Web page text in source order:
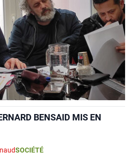
BENSAID MIS EN
SOCIÉTÉ